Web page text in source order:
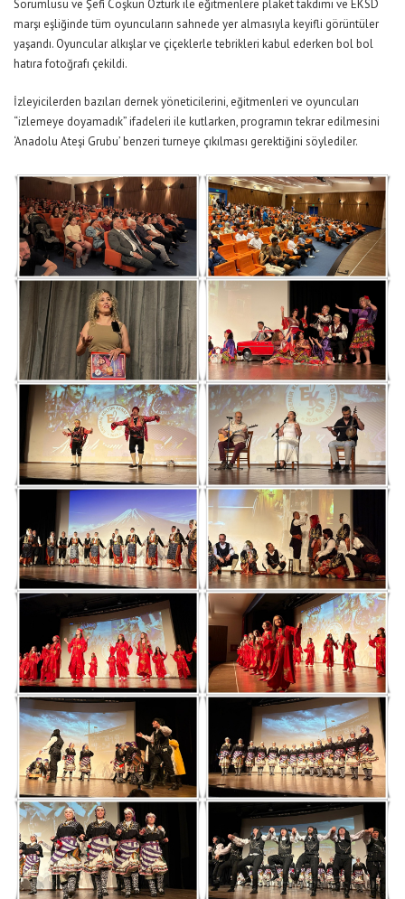
Sorumlusu ve Şefi Coşkun Öztürk ile eğitmenlere plaket takdimi ve EKSD
marşı eşliğinde tüm oyuncuların sahnede yer almasıyla keyifli görüntüler
yaşandı. Oyuncular alkışlar ve çiçeklerle tebrikleri kabul ederken bol bol
hatıra fotoğrafı çekildi.
İzleyicilerden bazıları dernek yöneticilerini, eğitmenleri ve oyuncuları
“izlemeye doyamadık” ifadeleri ile kutlarken, programın tekrar edilmesini
‘Anadolu Ateşi Grubu’ benzeri turneye çıkılması gerektiğini söylediler.